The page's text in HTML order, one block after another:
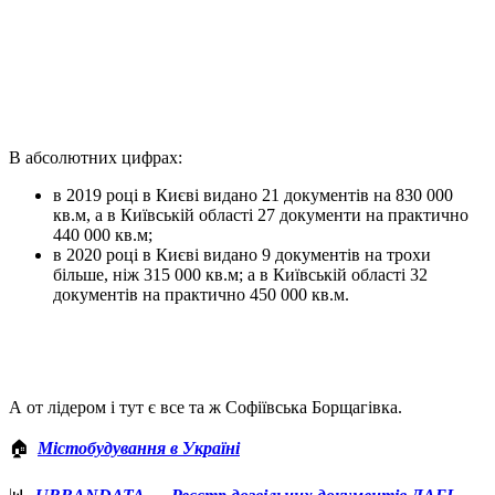
В абсолютних цифрах:
в 2019 році в Києві видано 21 документів на 830 000
кв.м, а в Київській області 27 документи на практично
440 000 кв.м;
в 2020 році в Києві видано 9 документів на трохи
більше, ніж 315 000 кв.м; а в Київській області 32
документів на практично 450 000 кв.м.
А от лідером і тут є все та ж Софіївська Борщагівка.
🏠 Містобудування в Україні